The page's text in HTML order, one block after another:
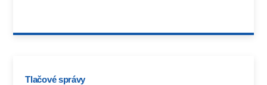
Tlačové správy